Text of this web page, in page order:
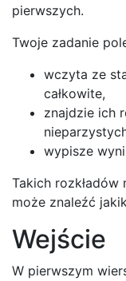
pierwszych.
Twoje zadanie
wczyta ze
całkowite,
znajdzie ich
wypisze
Takich
może znaleźć
Wejście
W pierwszym